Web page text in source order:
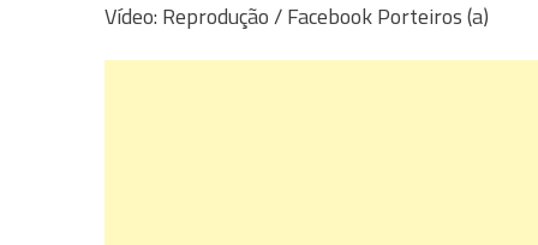
Vídeo: Reprodução / Facebook Porteiros (a)